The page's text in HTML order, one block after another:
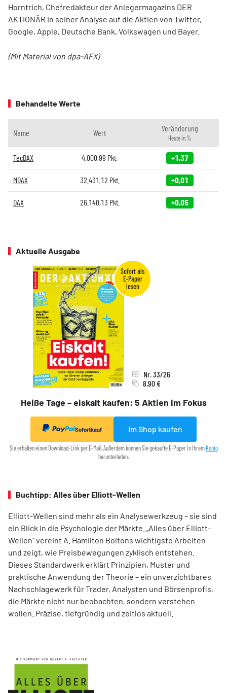
Horntrich, Chefredakteur der Anlegermagazins DER
AKTIONÄR in seiner Analyse auf die Aktien von Twitter,
Google, Apple, Deutsche Bank, Volkswagen und Bayer.
(Mit Material von dpa-AFX)
Behandelte Werte
Name Wert Veränderung
Heute in %
TecDAX 4.000,99 Pkt. +1,37
MDAX 32.431,12 Pkt. +0,01
DAX 26.140,13 Pkt. +0,05
Aktuelle Ausgabe
Heiße Tage – eiskalt kaufen: 5 Aktien im Fokus
Nr. 33/26
8,90 €
Sofortkauf Im Shop kaufen
Sie erhalten einen Download-Link per E-Mail. Außerdem können Sie gekaufte E-Paper in Ihrem Konto
herunterladen.
Buchtipp: Alles über Elliott-Wellen
Elliott-Wellen sind mehr als ein Analysewerkzeug – sie sind
ein Blick in die Psychologie der Märkte. „Alles über Elliott-
Wellen“ vereint A. Hamilton Boltons wichtigste Arbeiten
und zeigt, wie Preisbewegungen zyklisch entstehen.
Dieses Standardwerk erklärt Prinzipien, Muster und
praktische Anwendung der Theorie – ein unverzichtbares
Nachschlagewerk für Trader, Analysten und Börsenprofis,
die Märkte nicht nur beobachten, sondern verstehen
wollen. Präzise, tiefgründig und zeitlos aktuell.